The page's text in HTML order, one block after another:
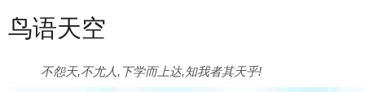
鸟语天空
不怨天,不尤人,下学而上达,知我者其天乎!